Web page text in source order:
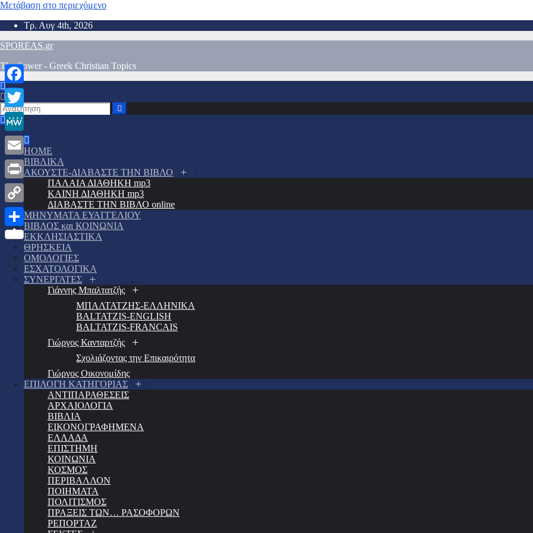
Μετάβαση στο περιεχόμενο
Τρ. Αυγ 4th, 2026
SPOREAS.gr
The Sower - Greek Christian Topics
HOME
ΒΙΒΛΙΚΑ
ΑΚΟΥΣΤΕ-ΔΙΑΒΑΣΤΕ ΤΗΝ ΒΙΒΛΟ
ΠΑΛΑΙΑ ΔΙΑΘΗΚΗ mp3
ΚΑΙΝΗ ΔΙΑΘΗΚΗ mp3
ΔΙΑΒΑΣΤΕ ΤΗΝ ΒΙΒΛΟ online
ΜΗΝΥΜΑΤΑ ΕΥΑΓΓΕΛΙΟΥ
ΒΙΒΛΟΣ και ΚΟΙΝΩΝΙΑ
ΕΚΚΛΗΣΙΑΣΤΙΚΑ
ΘΡΗΣΚΕΙΑ
ΟΜΟΛΟΓΙΕΣ
ΕΣΧΑΤΟΛΟΓΙΚΑ
ΣΥΝΕΡΓΑΤΕΣ
Γιάννης Μπαλτατζής
ΜΠΑΛΤΑΤΖΗΣ-ΕΛΛΗΝΙΚΑ
BALTATZIS-ENGLISH
BALTATZIS-FRANCAIS
Γιώργος Κανταρτζής
Σχολιάζοντας την Επικαιρότητα
Γιώργος Οικονομίδης
ΕΠΙΛΟΓΗ ΚΑΤΗΓΟΡΙΑΣ
ΑΝΤΙΠΑΡΑΘΕΣΕΙΣ
ΑΡΧΑΙΟΛΟΓΙΑ
ΒΙΒΛΙΑ
ΕΙΚΟΝΟΓΡΑΦΗΜΕΝΑ
ΕΛΛΑΔΑ
ΕΠΙΣΤΗΜΗ
ΚΟΙΝΩΝΙΑ
ΚΟΣΜΟΣ
ΠΕΡΙΒΑΛΛΟΝ
ΠΟΙΗΜΑΤΑ
ΠΟΛΙΤΙΣΜΟΣ
ΠΡΑΞΕΙΣ ΤΩΝ… ΡΑΣΟΦΟΡΩΝ
ΡΕΠΟΡΤΑΖ
Facebook
Twitter
MeWe
Email
Print
Copy
Link
Μοιραστείτε